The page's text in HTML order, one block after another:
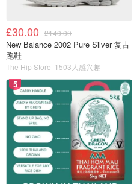
£30.00 £140.00
New Balance 2002 Pure Silver 复古
跑鞋
The Hip Store 1503人感兴趣
5